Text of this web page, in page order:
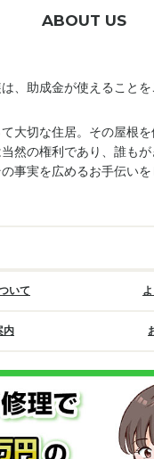
ABOUT US
、助成金が使えることを
大切な住居。その屋根
然の権利であり、誰も
事実を広めるお手伝い
いて
内